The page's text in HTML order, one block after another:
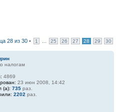
28 из 30 • 1 25 26 27 28 29 30
налогам
4869
23 июн 2008, 14:42
(а): 735раз.
2202 раз.